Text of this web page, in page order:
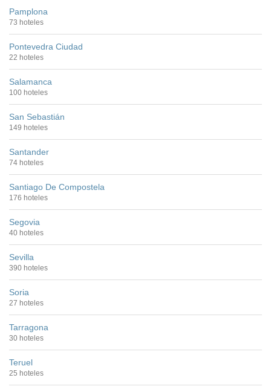
Pamplona
73 hoteles
Pontevedra Ciudad
22 hoteles
Salamanca
100 hoteles
San Sebastián
149 hoteles
Santander
74 hoteles
Santiago De Compostela
176 hoteles
Segovia
40 hoteles
Sevilla
390 hoteles
Soria
27 hoteles
Tarragona
30 hoteles
Teruel
25 hoteles